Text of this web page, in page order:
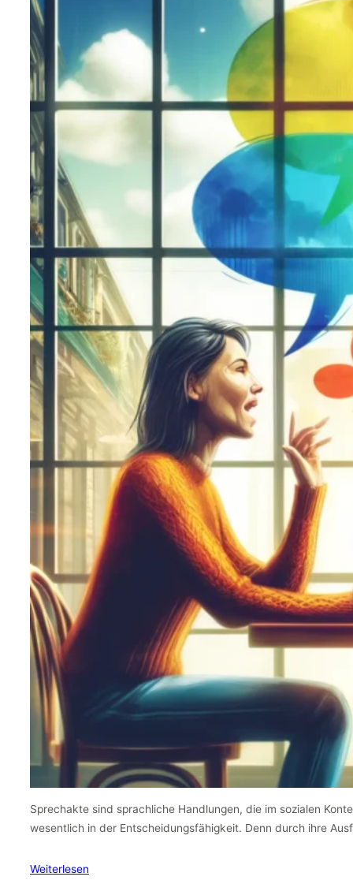
Sprechakte sind sprachliche Handlungen, die im sozialen
wesentlich in der Entscheidungsfähigkeit. Denn durch ihre
Weiterlesen